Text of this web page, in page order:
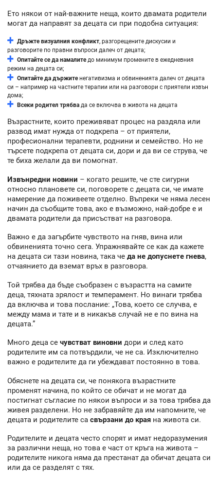
Ето някои от най-важните неща, които двамата родители
могат да направят за децата си при подобна ситуация:
Дръжте визуалния конфликт, разгорещените дискусии и
разговорите по правни въпроси далеч от децата;
Опитайте се да намалитедо минимум промените в ежедневния
режим на децата си;
Опитайте да държитенегативизма и обвиненията далеч от децата
си – например на частните терапии или на разговори с приятели извън
дома;
Всеки родител трябва да се включва в живота на децата
Възрастните, които преживяват процес на раздяла или
развод имат нужда от подкрепа – от приятели,
професионални терапевти, роднини и семейство. Но не
търсете подкрепа от децата си, дори и да ви се струва, че
те биха желали да ви помогнат.
Извънредни новини – когато решите, че сте сигурни
относно плановете си, поговорете с децата си, че имате
намерение да поживеете отделно. Въпреки че няма лесен
начин да съобщите това, ако е възможно, най-добре е и
двамата родители да присъстват на разговора.
Важно е да загърбите чувството на гняв, вина или
обвиненията точно сега. Упражнявайте се как да кажете
на децата си тази новина, така че да не допуснете гнева,
отчаянието да вземат връх в разговора.
Той трябва да бъде съобразен с възрастта на самите
деца, тяхната зрялост и темперамент. Но винаги трябва
да включва и това послание: „Това, което се случва, е
между мама и тате и в никакъв случай не е по вина на
децата.”
Много деца се чувстват виновни дори и след като
родителите им са потвърдили, че не са. Изключително
важно е родителите да ги убеждават постоянно в това.
Обяснете на децата си, че понякога възрастните
променят начина, по който се обичат и не могат да
постигнат съгласие по някои въпроси и за това трябва да
живея разделени. Но не забравяйте да им напомните, че
децата и родителите са свързани до края на живота си.
Родителите и децата често спорят и имат недоразумения
за различни неща, но това е част от кръга на живота –
родителите никога няма да престанат да обичат децата си
или да се разделят с тях.